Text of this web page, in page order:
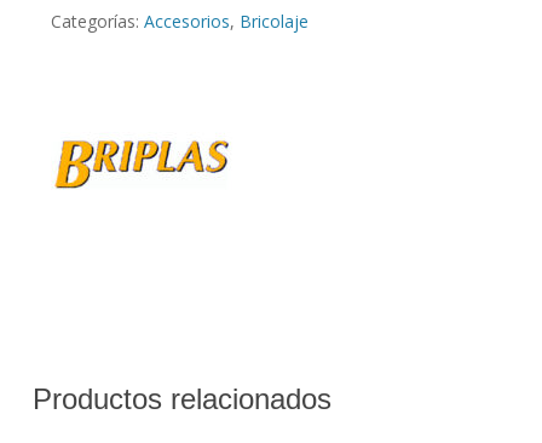
Categorías: Accesorios, Bricolaje
Productos relacionados